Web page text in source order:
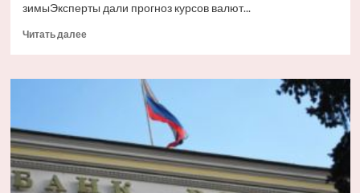
зимыЭксперты дали прогноз курсов валют...
Читать далееПрочитать
«Спрос
подавленным»:
как
могут
измениться